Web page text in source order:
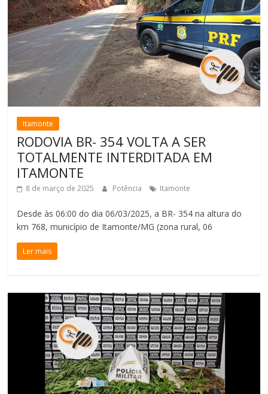
Itamonte
RODOVIA BR- 354 VOLTA A SER
TOTALMENTE INTERDITADA EM
ITAMONTE
8 de março de 2025 Potência Itamonte
Desde às 06:00 do dia 06/03/2025, a BR- 354 na altura do
km 768, município de Itamonte/MG (zona rural, 06
Ler mais